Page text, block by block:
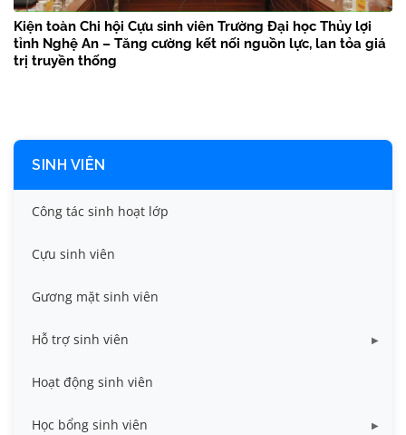
Kiện toàn Chi hội Cựu sinh viên Trường Đại học Thủy lợi
tỉnh Nghệ An – Tăng cường kết nối nguồn lực, lan tỏa giá
trị truyền thống
SINH VIÊN
Công tác sinh hoạt lớp
Cựu sinh viên
Gương mặt sinh viên
Hỗ trợ sinh viên
Miễn giảm học phí
Nhà ở
Hoạt động sinh viên
Học bổng sinh viên